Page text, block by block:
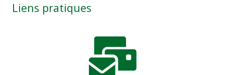
Liens pratiques